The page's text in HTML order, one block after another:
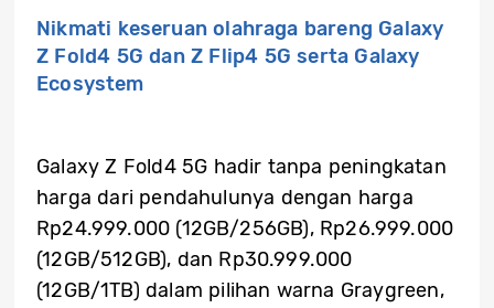
Nikmati keseruan olahraga bareng Galaxy
Z Fold4 5G dan Z Flip4 5G serta Galaxy
Ecosystem
Galaxy Z Fold4 5G hadir tanpa peningkatan
harga dari pendahulunya dengan harga
Rp24.999.000 (12GB/256GB), Rp26.999.000
(12GB/512GB), dan Rp30.999.000
(12GB/1TB) dalam pilihan warna Graygreen,